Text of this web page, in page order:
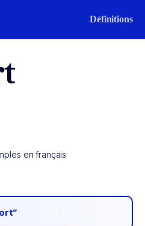
Définitions
en français